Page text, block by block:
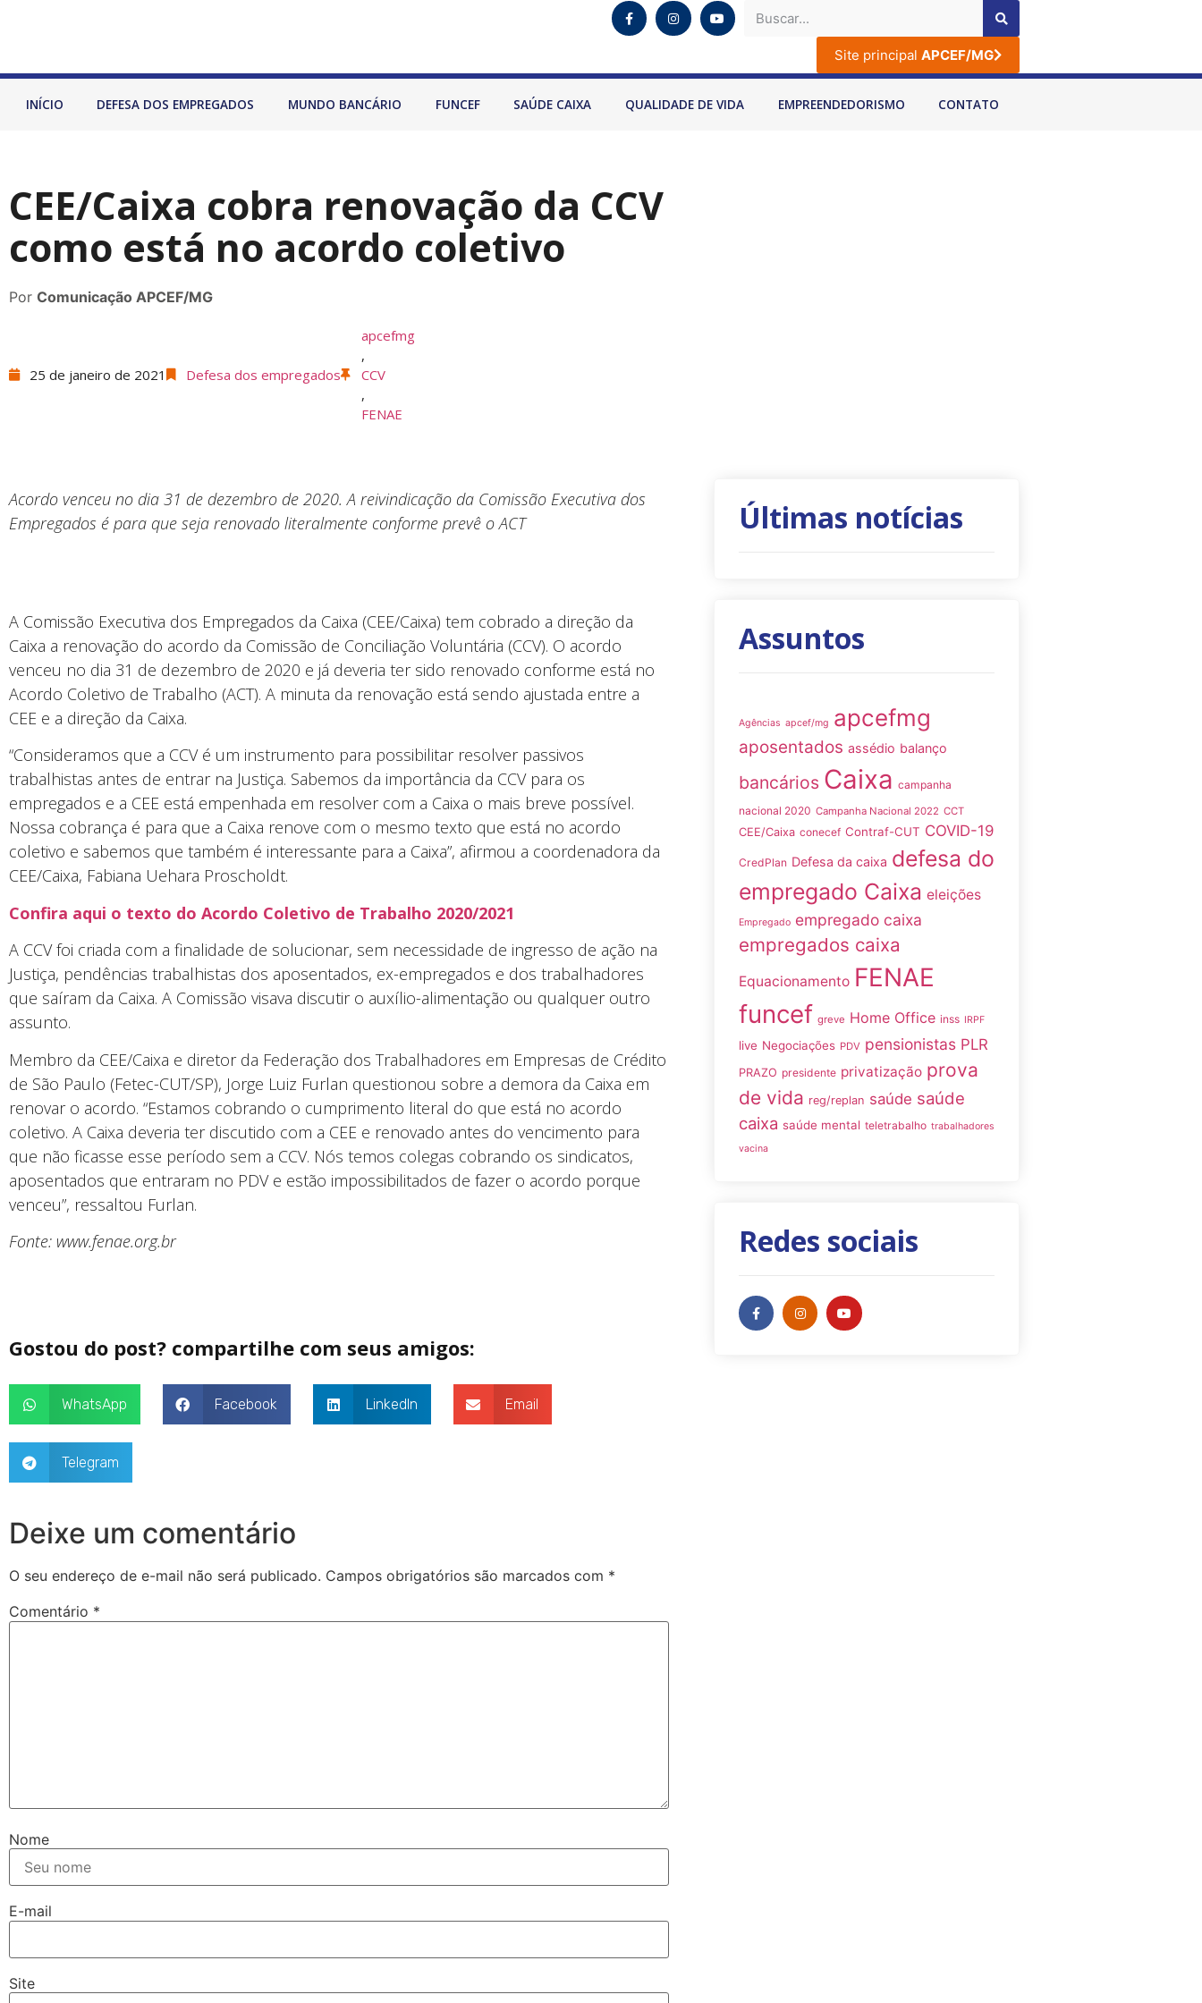
Site principal APCEF/MG
INÍCIO DEFESA DOS EMPREGADOS MUNDO BANCÁRIO FUNCEF SAÚDE CAIXA QUALIDADE DE VIDA EMPREENDEDORISMO CONTATO
CEE/Caixa cobra renovação da CCV
como está no acordo coletivo
Por Comunicação APCEF/MG
25 de janeiro de 2021 Defesa dos empregados
apcefmg
,
CCV
,
FENAE
Acordo venceu no dia 31 de dezembro de 2020. A reivindicação da Comissão Executiva dos
Empregados é para que seja renovado literalmente conforme prevê o ACT
A Comissão Executiva dos Empregados da Caixa (CEE/Caixa) tem cobrado a direção da
Caixa a renovação do acordo da Comissão de Conciliação Voluntária (CCV). O acordo
venceu no dia 31 de dezembro de 2020 e já deveria ter sido renovado conforme está no
Acordo Coletivo de Trabalho (ACT). A minuta da renovação está sendo ajustada entre a
CEE e a direção da Caixa.
“Consideramos que a CCV é um instrumento para possibilitar resolver passivos
trabalhistas antes de entrar na Justiça. Sabemos da importância da CCV para os
empregados e a CEE está empenhada em resolver com a Caixa o mais breve possível.
Nossa cobrança é para que a Caixa renove com o mesmo texto que está no acordo
coletivo e sabemos que também é interessante para a Caixa”, afirmou a coordenadora da
CEE/Caixa, Fabiana Uehara Proscholdt.
Confira aqui o texto do Acordo Coletivo de Trabalho 2020/2021
A CCV foi criada com a finalidade de solucionar, sem necessidade de ingresso de ação na
Justiça, pendências trabalhistas dos aposentados, ex-empregados e dos trabalhadores
que saíram da Caixa. A Comissão visava discutir o auxílio-alimentação ou qualquer outro
assunto.
Membro da CEE/Caixa e diretor da Federação dos Trabalhadores em Empresas de Crédito
de São Paulo (Fetec-CUT/SP), Jorge Luiz Furlan questionou sobre a demora da Caixa em
renovar o acordo. “Estamos cobrando o cumprimento literal do que está no acordo
coletivo. A Caixa deveria ter discutido com a CEE e renovado antes do vencimento para
que não ficasse esse período sem a CCV. Nós temos colegas cobrando os sindicatos,
aposentados que entraram no PDV e estão impossibilitados de fazer o acordo porque
venceu”, ressaltou Furlan.
Fonte: www.fenae.org.br
Gostou do post? compartilhe com seus amigos:
WhatsApp Facebook LinkedIn Email
Telegram
Deixe um comentário
O seu endereço de e-mail não será publicado. Campos obrigatórios são marcados com *
Comentário *
Nome
E-mail
Site
Últimas notícias
Assuntos
Agências apcef/mg apcefmg
aposentados assédio balanço
bancários Caixa campanha
nacional 2020 Campanha Nacional 2022 CCT
CEE/Caixa conecef Contraf-CUT COVID-19
CredPlan Defesa da caixa defesa do
empregado Caixa eleições
Empregado empregado caixa
empregados caixa
Equacionamento FENAE
funcef greve Home Office inss IRPF
live Negociações PDV pensionistas PLR
PRAZO presidente privatização prova
de vida reg/replan saúde saúde
caixa saúde mental teletrabalho trabalhadores
vacina
Redes sociais